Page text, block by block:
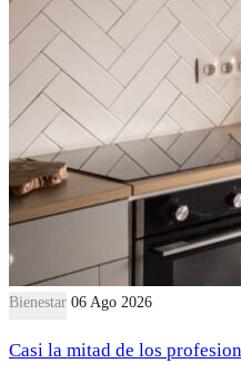
Bienestar 06 Ago 2026
Casi la mitad de los